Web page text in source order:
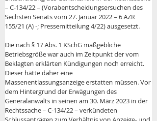
– C-134/22 – (Vorabentscheidungsersuchen des
Sechsten Senats vom 27. Januar 2022 – 6 AZR
155/21 (A) -; Pressemitteilung 4/22) ausgesetzt.
Die nach § 17 Abs. 1 KSchG maßgebliche
Betriebsgröße war auch im Zeitpunkt der vom
Beklagten erklärten Kündigungen noch erreicht.
Dieser hätte daher eine
Massenentlassungsanzeige erstatten müssen. Vor
dem Hintergrund der Erwägungen des
Generalanwalts in seinen am 30. März 2023 in der
Rechtssache – C-134/22 – verkündeten